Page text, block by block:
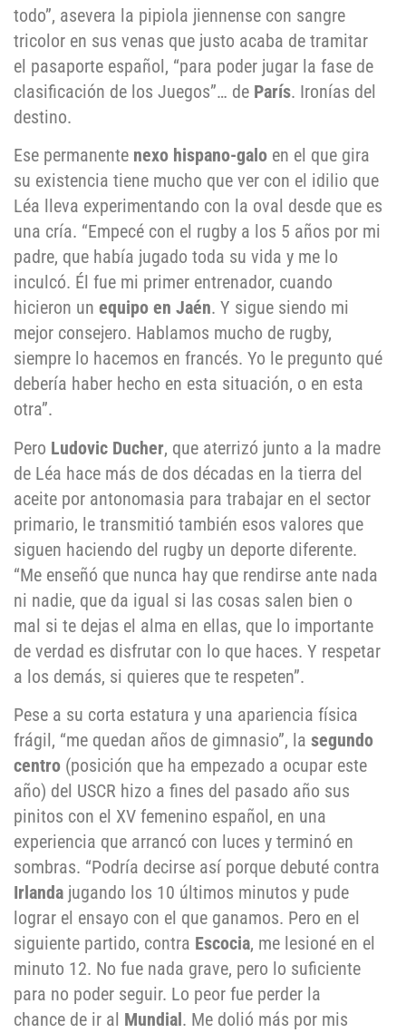
todo”, asevera la pipiola jiennense con sangre
tricolor en sus venas que justo acaba de tramitar
el pasaporte español, “para poder jugar la fase de
clasificación de los Juegos”… de París. Ironías del
destino.
Ese permanente nexo hispano-galo en el que gira
su existencia tiene mucho que ver con el idilio que
Léa lleva experimentando con la oval desde que es
una cría. “Empecé con el rugby a los 5 años por mi
padre, que había jugado toda su vida y me lo
inculcó. Él fue mi primer entrenador, cuando
hicieron un equipo en Jaén. Y sigue siendo mi
mejor consejero. Hablamos mucho de rugby,
siempre lo hacemos en francés. Yo le pregunto qué
debería haber hecho en esta situación, o en esta
otra”.
Pero Ludovic Ducher, que aterrizó junto a la madre
de Léa hace más de dos décadas en la tierra del
aceite por antonomasia para trabajar en el sector
primario, le transmitió también esos valores que
siguen haciendo del rugby un deporte diferente.
“Me enseñó que nunca hay que rendirse ante nada
ni nadie, que da igual si las cosas salen bien o
mal si te dejas el alma en ellas, que lo importante
de verdad es disfrutar con lo que haces. Y respetar
a los demás, si quieres que te respeten”.
Pese a su corta estatura y una apariencia física
frágil, “me quedan años de gimnasio”, la segundo
centro (posición que ha empezado a ocupar este
año) del USCR hizo a fines del pasado año sus
pinitos con el XV femenino español, en una
experiencia que arrancó con luces y terminó en
sombras. “Podría decirse así porque debuté contra
Irlanda jugando los 10 últimos minutos y pude
lograr el ensayo con el que ganamos. Pero en el
siguiente partido, contra Escocia, me lesioné en el
minuto 12. No fue nada grave, pero lo suficiente
para no poder seguir. Lo peor fue perder la
chance de ir al Mundial. Me dolió más por mis